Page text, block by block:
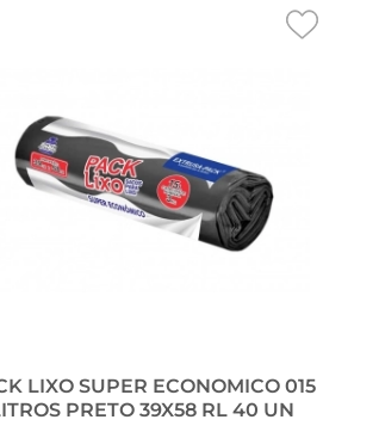
LIXO SUPER ECONOMICO 015
PRETO 39X58 RL 40 UN